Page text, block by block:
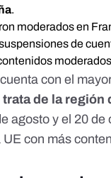
.
moderados en
de
con el
trata de la región
agosto y el 20 de
con más